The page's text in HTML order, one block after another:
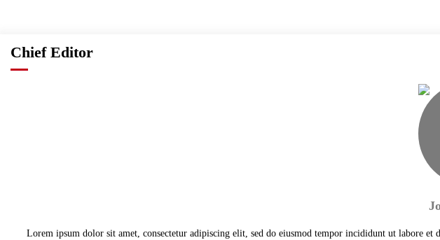
Chief Editor
Lorem ipsum dolor sit amet, consectetur adipiscing elit, sed do eiusmod tempor incididunt ut labore